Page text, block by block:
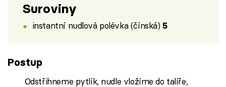
Suroviny
instantní nudlová polévka (čínská) 5
Postup
Odstřihneme pytlík, nudle vložíme do talíře,